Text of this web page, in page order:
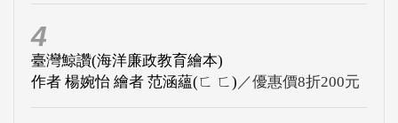
4
臺灣鯨讚(海洋廉政教育繪本)
作者 楊婉怡 繪者 范涵蘊(ㄈ ㄈ) ／優惠價8折200元